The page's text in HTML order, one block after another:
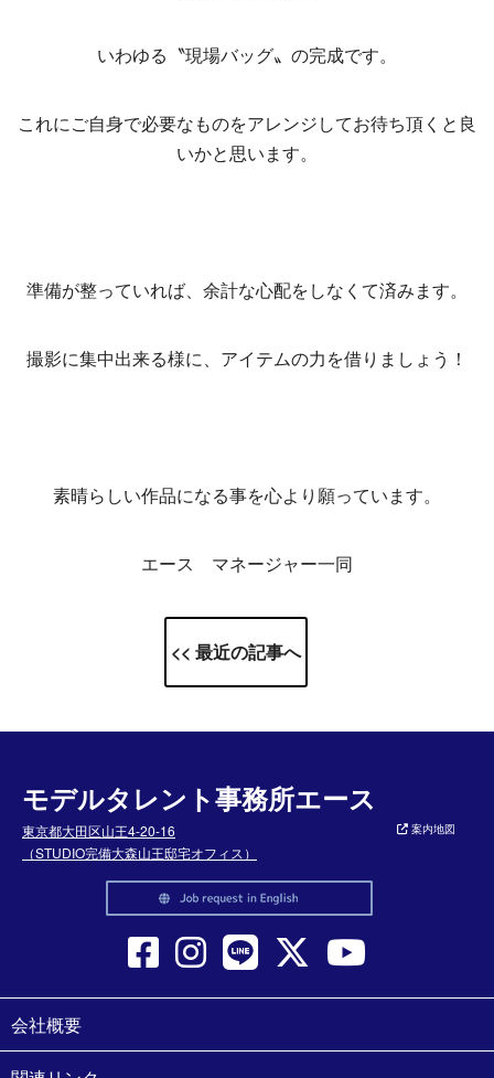
いわゆる〝現場バッグ〟の完成です。
これにご自身で必要なものをアレンジしてお待ち頂くと良
いかと思います。
準備が整っていれば、余計な心配をしなくて済みます。
撮影に集中出来る様に、アイテムの力を借りましょう！
素晴らしい作品になる事を心より願っています。
エース マネージャー一同
<< 最近の記事へ
モデルタレント事務所エース
東京都大田区山王4-20-16
（STUDIO完備大森山王邸宅オフィス）
案内地図
会社概要